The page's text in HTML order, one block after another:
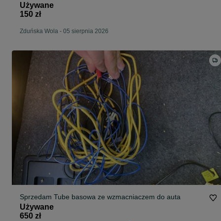
Używane
150 zł
Zduńska Wola - 05 sierpnia 2026
Sprzedam Tube basowa ze wzmacniaczem do auta
Używane
650 zł